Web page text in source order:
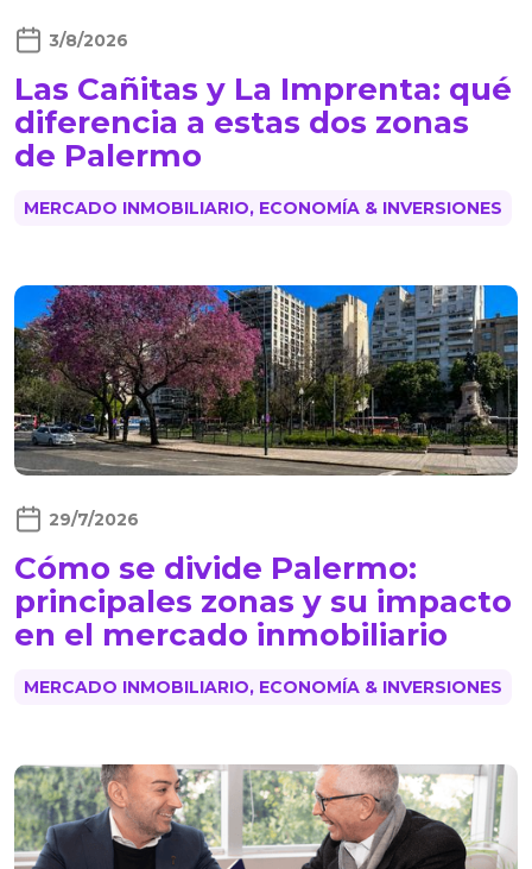
3/8/2026
Las Cañitas y La Imprenta: qué
diferencia a estas dos zonas
de Palermo
MERCADO INMOBILIARIO, ECONOMÍA & INVERSIONES
29/7/2026
Cómo se divide Palermo:
principales zonas y su impacto
en el mercado inmobiliario
MERCADO INMOBILIARIO, ECONOMÍA & INVERSIONES